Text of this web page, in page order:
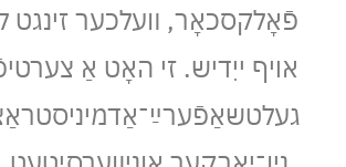
פֿאָלקסכאָר, װעלכער זינגט
אױף ייִדיש. זי האָט אַ